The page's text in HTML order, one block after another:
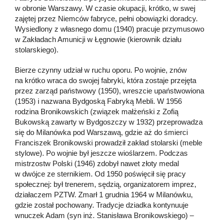
w obronie Warszawy. W czasie okupacji, krótko, w swej
zajętej przez Niemców fabryce, pełni obowiązki doradcy.
Wysiedlony z własnego domu (1940) pracuje przymusowo
w Zakładach Amunicji w Łęgnowie (kierownik działu
stolarskiego).
Bierze czynny udział w ruchu oporu. Po wojnie, znów
na krótko wraca do swojej fabryki, która zostaje przejęta
przez zarząd państwowy (1950), wreszcie upaństwowiona
(1953) i nazwana Bydgoską Fabryką Mebli. W 1956
rodzina Bronikowskich (związek małżeński z Zofią
Bukowską zawarty w Bydgoszczy w 1932) przeprowadza
się do Milanówka pod Warszawą, gdzie aż do śmierci
Franciszek Bronikowski prowadził zakład stolarski (meble
stylowe). Po wojnie był jeszcze wioślarzem. Podczas
mistrzostw Polski (1946) zdobył nawet złoty medal
w dwójce ze sternikiem. Od 1950 poświęcił się pracy
społecznej: był trenerem, sędzią, organizatorem imprez,
działaczem PZTW. Zmarł 1 grudnia 1964 w Milanówku,
gdzie został pochowany. Tradycje dziadka kontynuuje
wnuczek Adam (syn inż. Stanisława Bronikowskiego) –